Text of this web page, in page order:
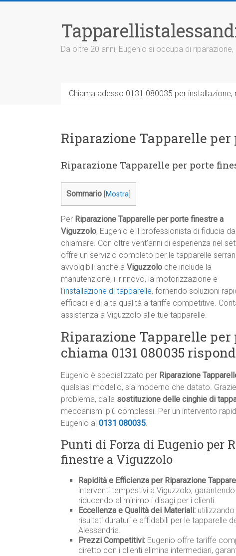
Da oltre 20 anni, Eugenio si occupa di
Chiama adesso 0131 080035 per
Riparazione Tapparelle
Riparazione Tapparelle per porte
Sommario Mostra
Per Riparazione Tapparelle per porte finestre a
Viguzzolo, Eugenio è il professionista di fiducia da
chiamare. Con oltre vent’anni di esperienza nel
offre un servizio completo per le tapparelle
avvolgibili anche a Viguzzolo che include la
manutenzione, il rinnovo, la motorizzazione e
l’installazione di tapparelle, fornendo soluzioni
efficaci e di alta qualità a tariffe competitive.
assistenza a Viguzzolo alle tue tapparelle.
Riparazione Tapparelle
chiama 0131 080035
Eugenio è specializzato per Riparazione
qualsiasi modello, sia moderno che datato.
problema, dalla sostituzione delle cinghie di
meccanismi più complessi. Per un intervento
Eugenio al 0131 080035.
Punti di Forza di Eugenio per
finestre a Viguzzolo
Rapidità e Efficienza per Riparazione
interventi tempestivi a Viguzzolo,
riducendo al minimo i disagi per i clienti.
Eccellenza e Qualità dei Materiali:
risultati duraturi e affidabili per le tapparelle
Alessandria.
Prezzi Competitivi: Eugenio offre tariffe
diretto con i clienti elimina intermediari,